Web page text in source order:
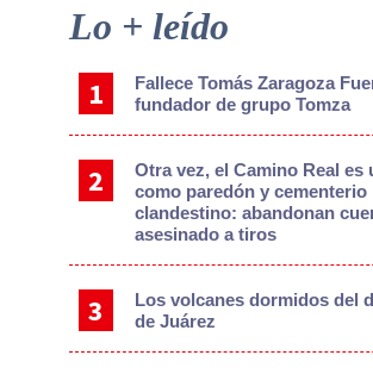
Primary
Sidebar
Lo + leído
Fallece Tomás Zaragoza
fundador de grupo Tomza
Otra vez, el Camino Real es
como paredón y cementerio
clandestino: abandonan
asesinado a tiros
Los volcanes dormidos del
de Juárez